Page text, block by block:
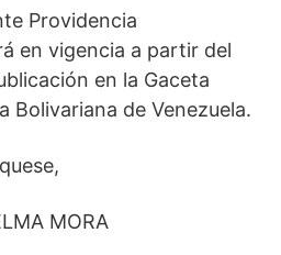
Providencia
en vigencia a partir del
en la Gaceta
Bolivariana de Venezuela.
MORA